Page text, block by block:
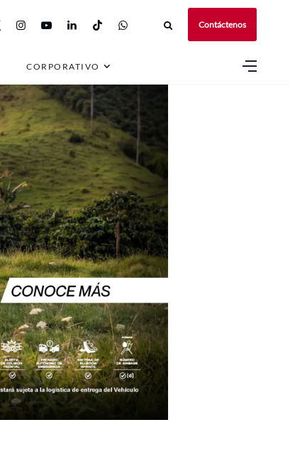
Contáctenos
CORPORATIVO